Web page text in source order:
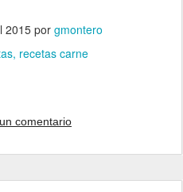
2015por gmontero
recetas carne
comentario